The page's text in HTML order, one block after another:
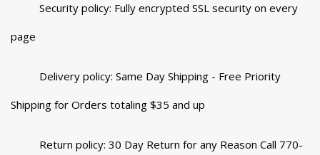
Security policy: Fully encrypted SSL security on every
page
Delivery policy: Same Day Shipping - Free Priority
Shipping for Orders totaling $35 and up
Return policy: 30 Day Return for any Reason Call 770-